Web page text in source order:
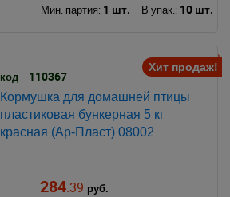
Мин. партия: 1 шт. В упак.: 10 шт.
Хит продаж!
код 110367
Кормушка для домашней птицы
пластиковая бункерная 5 кг
красная (Ар-Пласт) 08002
284.39 руб.